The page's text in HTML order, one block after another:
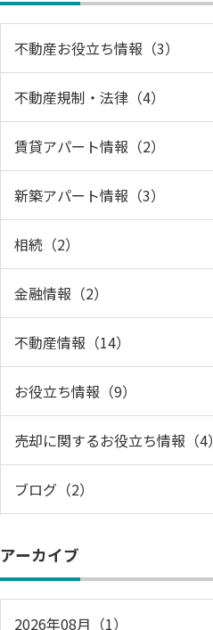
不動産お役立ち情報（3）
不動産規制・法律（4）
賃貸アパート情報（2）
新築アパート情報（3）
相続（2）
金融情報（2）
不動産情報（14）
お役立ち情報（9）
売却に関するお役立ち情報（4）
ブログ（2）
アーカイブ
2026年08月（1）